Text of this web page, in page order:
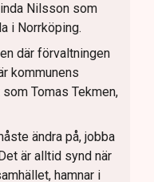
Nilsson som
i Norrköping.
där förvaltningen
kommunens
Tomas Tekmen,
ändra på, jobba
är alltid synd när
hamnar i